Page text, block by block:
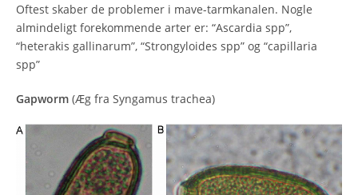
Oftest skaber de problemer i mave-tarmkanalen. Nogle
almindeligt forekommende arter er: “Ascardia spp”,
“heterakis gallinarum”, “Strongyloides spp” og “capillaria
spp”
Gapworm (Æg fra Syngamus trachea)